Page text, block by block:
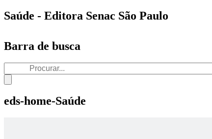
Saúde - Editora Senac São Paulo
Barra de busca
eds-home-Saúde